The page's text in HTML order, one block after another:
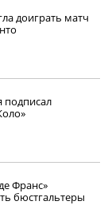
доиграть матч
подписал
Франс»
бюстгальтеры